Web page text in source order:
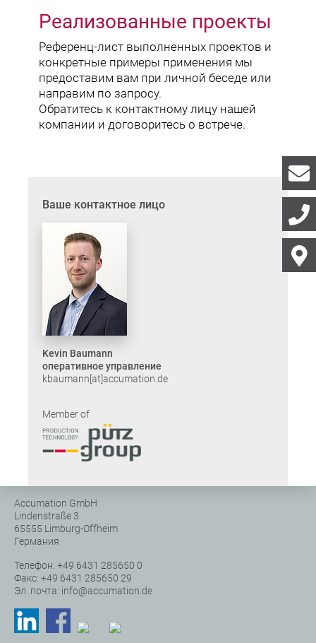
Реализованные проекты
Референц-лист выполненных проектов и
конкретные примеры применения мы
предоставим вам при личной беседе или
направим по запросу.
Обратитесь к контактному лицу нашей
компании и договоритесь о встрече.
Ваше контактное лицо
Kevin Baumann
оперативное управление
kbaumann[at]accumation.de
Member of
Accumation GmbH
Lindenstraße 3
65555 Limburg-Offheim
Германия
Телефон: +49 6431 285650 0
Факс: +49 6431 285650 29
Эл. почта: info@accumation.de